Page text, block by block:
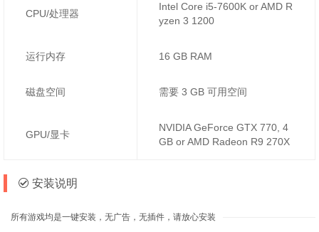
CPU/处理器
Intel Core i5-7600K or AMD R
yzen 3 1200
运行内存 16 GB RAM
磁盘空间 需要 3 GB 可用空间
GPU/显卡
NVIDIA GeForce GTX 770, 4
GB or AMD Radeon R9 270X
安装说明
所有游戏均是一键安装，无广告，无插件，请放心安装